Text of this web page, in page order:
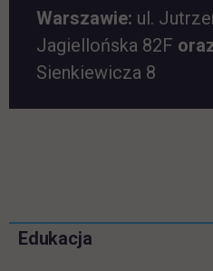
Warszawie: ul.
Jagiellońska 82F
Sienkiewicza 8
Pomiń
Informacje w
Edukacja